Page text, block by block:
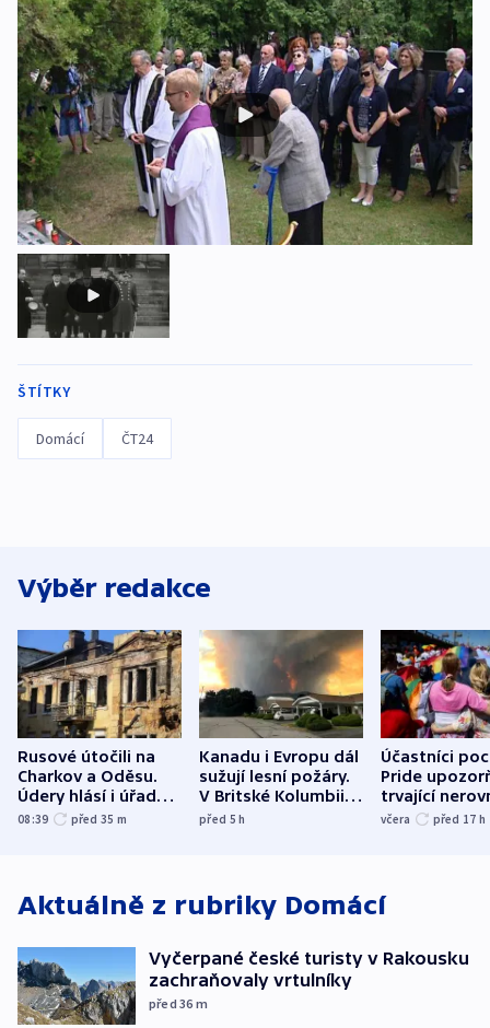
ŠTÍTKY
Domácí ČT24
Výběr redakce
Rusové útočili na
Charkov a Oděsu.
Údery hlásí i úřady v
Bělgorodu
08:39 před 35 m
Kanadu i Evropu dál
sužují lesní požáry.
V Britské Kolumbii
evakuovali tisíce lidí
před 5h
Účastníci
Pride
trvající
včera před 17 h
Aktuálně z rubriky Domácí
Vyčerpané české turisty v Rakousku
zachraňovaly vrtulníky
před 36 m